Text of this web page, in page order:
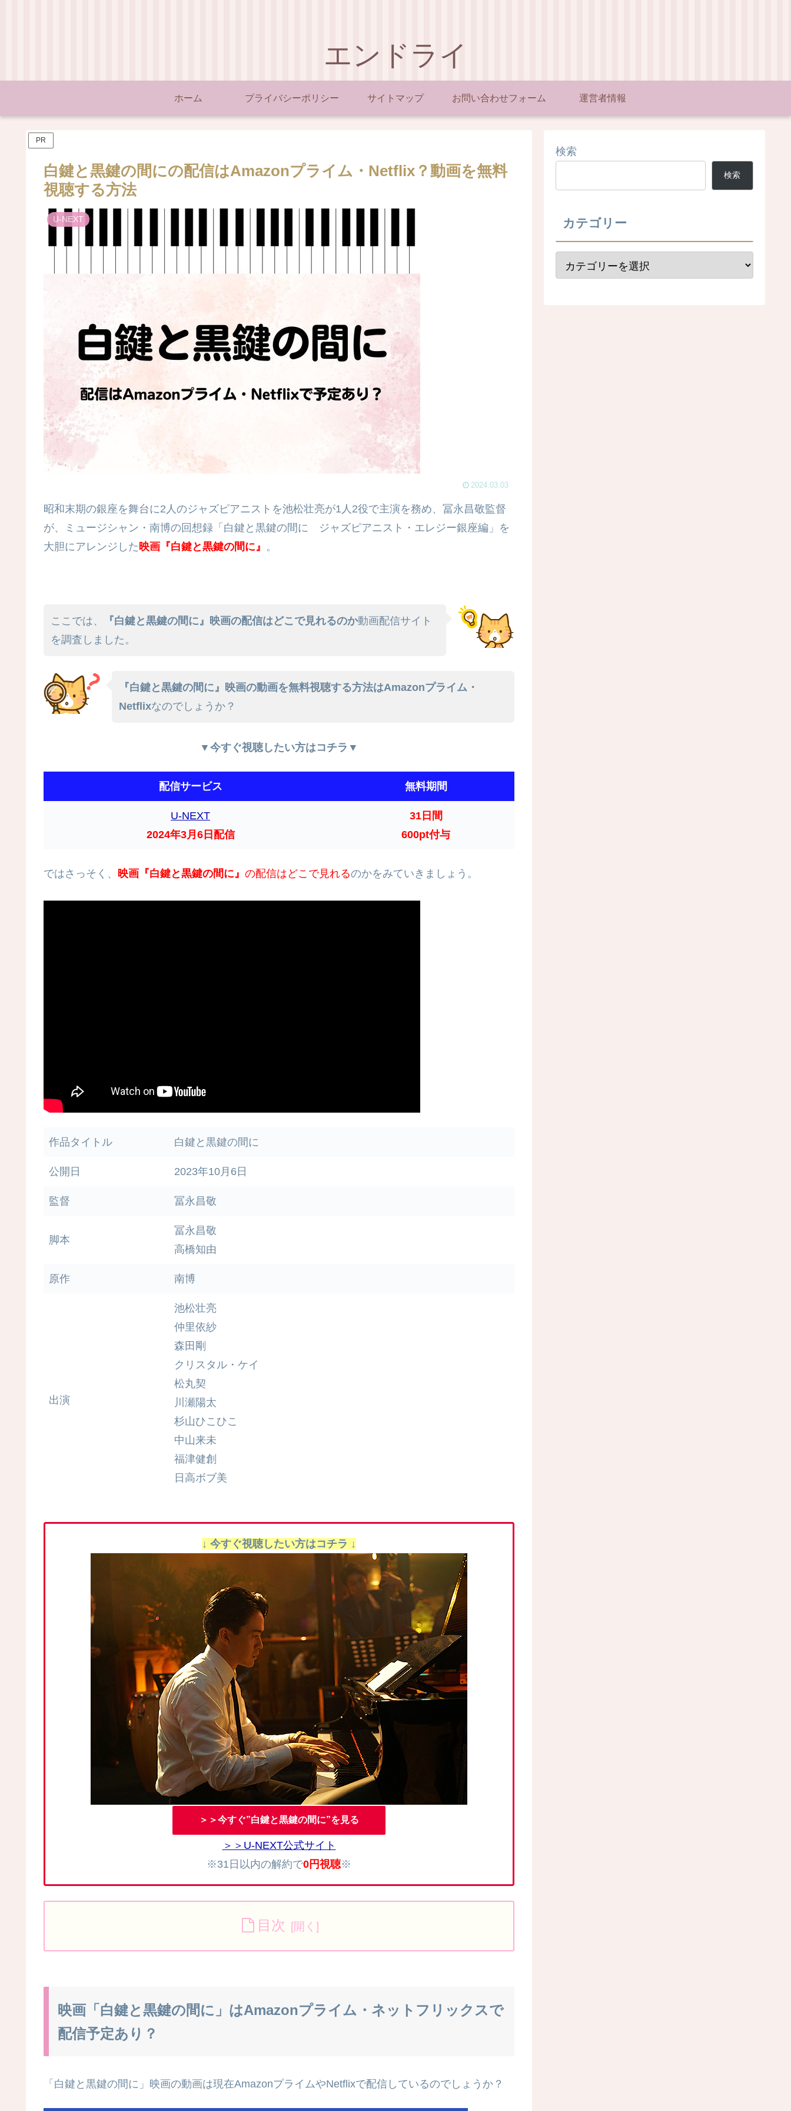
エンドライ
ホーム プライバシーポリシー サイトマップ お問い合わせフォーム 運営者情報
PR
白鍵と黒鍵の間にの配信はAmazonプライム・Netflix？動画を無料
視聴する方法
U-NEXT
2024.03.03
昭和末期の銀座を舞台に2人のジャズピアニストを池松壮亮が1人2役で主演を務め、冨永昌敬監督
が、ミュージシャン・南博の回想録「白鍵と黒鍵の間に ジャズピアニスト・エレジー銀座編」を
大胆にアレンジした 映画『白鍵と黒鍵の間に』 。
ここでは、 『白鍵と黒鍵の間に』映画の配信はどこで見れるのか動画配信サイト
を調査しました。
『白鍵と黒鍵の間に』映画の動画を無料視聴する方法はAmazonプライム・
Netflixなのでしょうか？
▼今すぐ視聴したい方はコチラ▼
配信サービス 無料期間
U-NEXT
2024年3月6日配信
31日間
600pt付与
ではさっそく、 映画『白鍵と黒鍵の間に』 の配信はどこで見れるのかをみていきましょう。
作品タイトル 白鍵と黒鍵の間に
公開日 2023年10月6日
監督 冨永昌敬
脚本
冨永昌敬
高橋知由
原作 南博
出演
池松壮亮
仲里依紗
森田剛
クリスタル・ケイ
松丸契
川瀬陽太
杉山ひこひこ
中山来未
福津健創
日高ボブ美
↓ 今すぐ視聴したい方はコチラ ↓
＞＞今すぐ”白鍵と黒鍵の間に”を見る
＞＞U-NEXT公式サイト
※31日以内の解約で0円視聴※
目次
映画「白鍵と黒鍵の間に」はAmazonプライム・ネットフリックスで
配信予定あり？
「白鍵と黒鍵の間に」映画の動画は現在AmazonプライムやNetflixで配信しているのでしょうか？
検索
検索
カテゴリー